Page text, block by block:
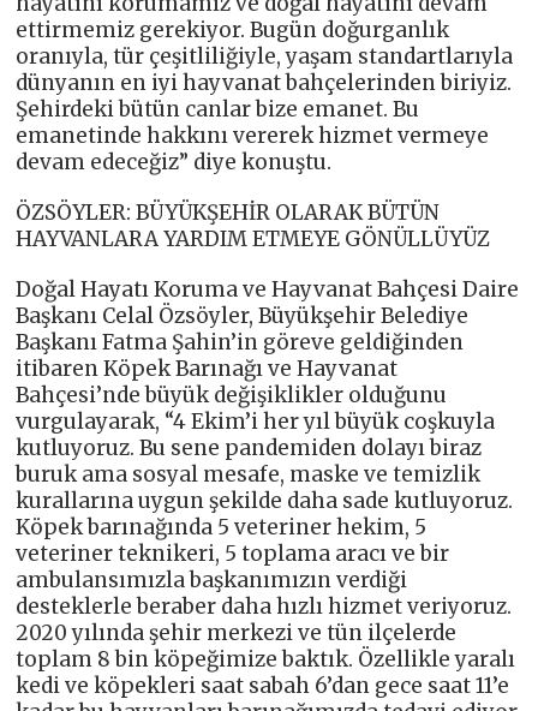
ettirmemiz gerekiyor. Bugün doğurganlık
oranıyla, tür çeşitliliğiyle, yaşam standartlarıyla
dünyanın en iyi hayvanat bahçelerinden biriyiz.
Şehirdeki bütün canlar bize emanet. Bu
emanetinde hakkını vererek hizmet vermeye
devam edeceğiz” diye konuştu.
ÖZSÖYLER: BÜYÜKŞEHİR OLARAK BÜTÜN
HAYVANLARA YARDIM ETMEYE GÖNÜLLÜYÜZ
Doğal Hayatı Koruma ve Hayvanat Bahçesi Daire
Başkanı Celal Özsöyler, Büyükşehir Belediye
Başkanı Fatma Şahin’in göreve geldiğinden
itibaren Köpek Barınağı ve Hayvanat
Bahçesi’nde büyük değişiklikler olduğunu
vurgulayarak, “4 Ekim’i her yıl büyük coşkuyla
kutluyoruz. Bu sene pandemiden dolayı biraz
buruk ama sosyal mesafe, maske ve temizlik
kurallarına uygun şekilde daha sade kutluyoruz.
Köpek barınağında 5 veteriner hekim, 5
veteriner teknikeri, 5 toplama aracı ve bir
ambulansımızla başkanımızın verdiği
desteklerle beraber daha hızlı hizmet veriyoruz.
2020 yılında şehir merkezi ve tün ilçelerde
toplam 8 bin köpeğimize baktık. Özellikle yaralı
kedi ve köpekleri saat sabah 6’dan gece saat 11’e